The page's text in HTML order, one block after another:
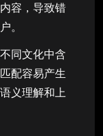
容，导致错
。
同文化中含
配容易产生
义理解和上